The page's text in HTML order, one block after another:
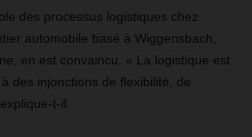
des processus logistiques chez
automobile basé à Wiggensbach,
en est convaincu. « La logistique est
des injonctions de ﬂexibilité, de
t-il.